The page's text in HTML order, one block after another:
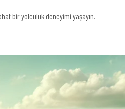
bir yolculuk deneyimi yaşayın.